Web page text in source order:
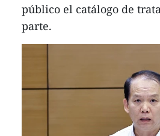
público el catálogo de
parte.